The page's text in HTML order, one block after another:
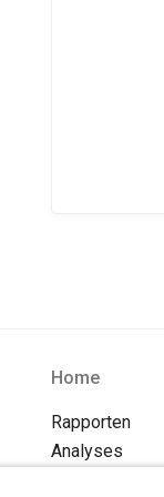
Home
Rapporten
Analyses